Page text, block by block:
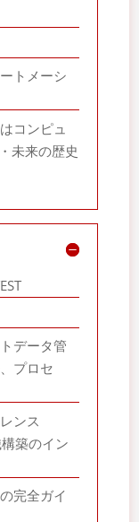
トメーシ
コンピュ
未来の歴史
データ管
プロセ
ンス
築のイン
完全ガイ